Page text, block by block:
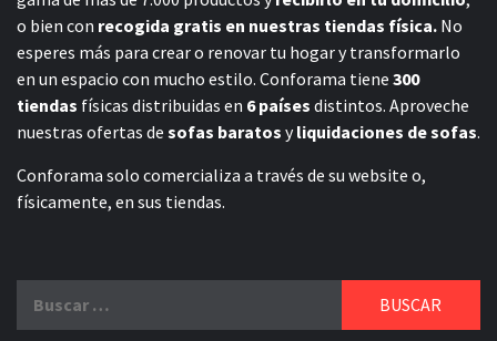
o bien con recogida gratis en nuestras tiendas física. No
esperes más para crear o renovar tu hogar y transformarlo
en un espacio con mucho estilo. Conforama tiene 300
tiendas físicas distribuidas en 6 países distintos. Aproveche
nuestras ofertas de sofas baratos yliquidaciones de sofas.
Conforama solo comercializa a través de su website o,
físicamente, en sus tiendas.